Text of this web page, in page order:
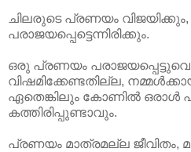
ചിലരുടെ പ്രണയം
പരാജയപ്പെട്ടെന്നിരിക്കും.
ഒരു പ്രണയം
വിഷമിക്കേണ്ടതില്ല,
ഏതെങ്കിലും കോണിൽ ഒരാൾ
കത്തിരിപ്പുണ്ടാവും.
പ്രണയം മാത്രമല്ല ജീവിതം,